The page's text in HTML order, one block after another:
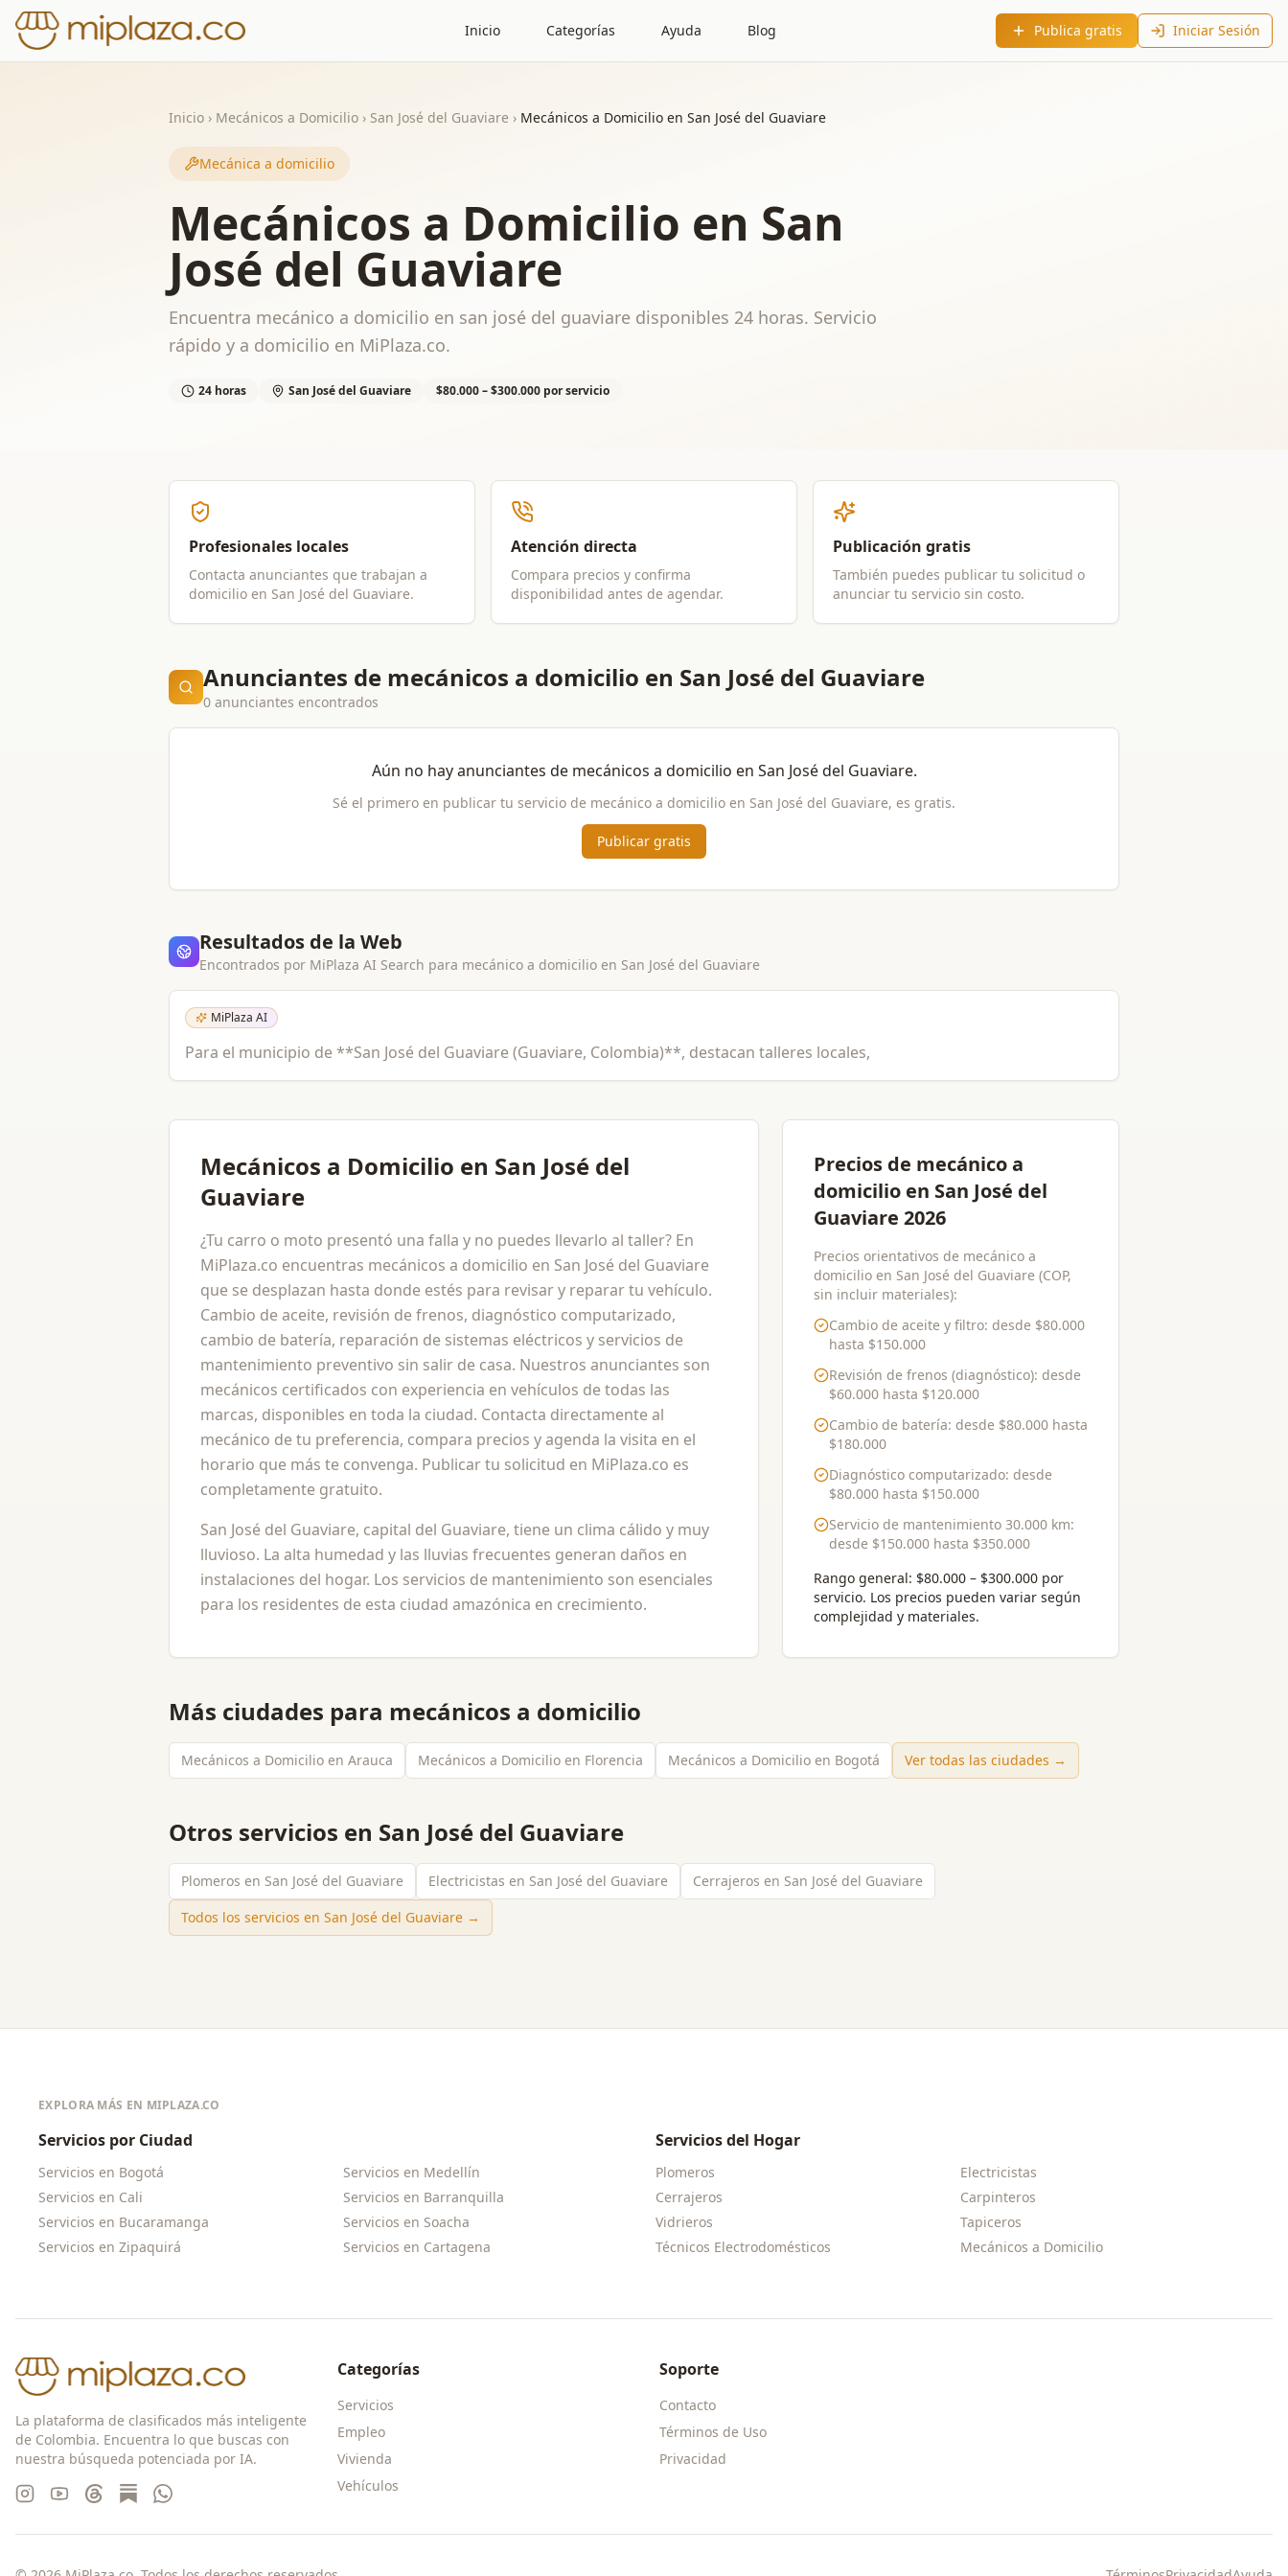
Inicio Categorías Ayuda Blog Publica gratis Iniciar Sesión
Inicio › Mecánicos a Domicilio › San José del Guaviare › Mecánicos a Domicilio en San José del Guaviare
Mecánica a domicilio
Mecánicos a Domicilio en San
José del Guaviare
Encuentra mecánico a domicilio en san josé del guaviare disponibles 24 horas. Servicio
rápido y a domicilio en MiPlaza.co.
24 horas San José del Guaviare $80.000 – $300.000 por servicio
Profesionales locales
Contacta anunciantes que trabajan a
domicilio en San José del Guaviare.
Atención directa
Compara precios y confirma
disponibilidad antes de agendar.
Publicación gratis
También puedes publicar tu solicitud o
anunciar tu servicio sin costo.
Anunciantes de mecánicos a domicilio en San José del Guaviare
0 anunciantes encontrados
Aún no hay anunciantes de mecánicos a domicilio en San José del Guaviare.
Sé el primero en publicar tu servicio de mecánico a domicilio en San José del Guaviare, es gratis.
Publicar gratis
Resultados de la Web
Encontrados por MiPlaza AI Search para mecánico a domicilio en San José del Guaviare
MiPlaza AI
Para el municipio de **San José del Guaviare (Guaviare, Colombia)**, destacan talleres locales,
Mecánicos a Domicilio en San José del
Guaviare
¿Tu carro o moto presentó una falla y no puedes llevarlo al taller? En
MiPlaza.co encuentras mecánicos a domicilio en San José del Guaviare
que se desplazan hasta donde estés para revisar y reparar tu vehículo.
Cambio de aceite, revisión de frenos, diagnóstico computarizado,
cambio de batería, reparación de sistemas eléctricos y servicios de
mantenimiento preventivo sin salir de casa. Nuestros anunciantes son
mecánicos certificados con experiencia en vehículos de todas las
marcas, disponibles en toda la ciudad. Contacta directamente al
mecánico de tu preferencia, compara precios y agenda la visita en el
horario que más te convenga. Publicar tu solicitud en MiPlaza.co es
completamente gratuito.
San José del Guaviare, capital del Guaviare, tiene un clima cálido y muy
lluvioso. La alta humedad y las lluvias frecuentes generan daños en
instalaciones del hogar. Los servicios de mantenimiento son esenciales
para los residentes de esta ciudad amazónica en crecimiento.
Precios de mecánico a
domicilio en San José del
Guaviare 2026
Precios orientativos de mecánico a
domicilio en San José del Guaviare (COP,
sin incluir materiales):
Cambio de aceite y filtro: desde $80.000
hasta $150.000
Revisión de frenos (diagnóstico): desde
$60.000hasta $120.000
Cambio de batería: desde $80.000hasta
$180.000
Diagnóstico computarizado: desde
$80.000hasta $150.000
Servicio de mantenimiento 30.000 km:
desde $150.000hasta $350.000
Rango general: $80.000 – $300.000 por
servicio. Los precios pueden variar según
complejidad y materiales.
Más ciudades para mecánicos a domicilio
Mecánicos a Domicilio en Arauca Mecánicos a Domicilio en Florencia Mecánicos a Domicilio en Bogotá Ver todas las ciudades →
Otros servicios en San José del Guaviare
Plomeros en San José del Guaviare Electricistas en San José del Guaviare
Cerrajeros en San José del Guaviare
Todos los servicios en San José del Guaviare →
EXPLORA MÁS EN MIPLAZA.CO
Servicios por Ciudad
Servicios en Bogotá Servicios en Medellín
Servicios en Cali Servicios en Barranquilla
Servicios en Bucaramanga Servicios en Soacha
Servicios en Zipaquirá Servicios en Cartagena
Servicios del Hogar
Plomeros
Electricistas
Cerrajeros
Carpinteros
Vidrieros
Tapiceros
Técnicos Electrodomésticos
Mecánicos a Domicilio
La plataforma de clasificados más inteligente
de Colombia. Encuentra lo que buscas con
nuestra búsqueda potenciada por IA.
Categorías
Servicios
Empleo
Vivienda
Vehículos
Soporte
Contacto
Términos de Uso
Privacidad